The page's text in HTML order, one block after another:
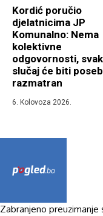
Kordić poručio
djelatnicima JP
Komunalno: Nema
kolektivne
odgovornosti,
slučaj će biti
razmatran
6. Kolovoza 2026.
Zabranjeno preuzimanje